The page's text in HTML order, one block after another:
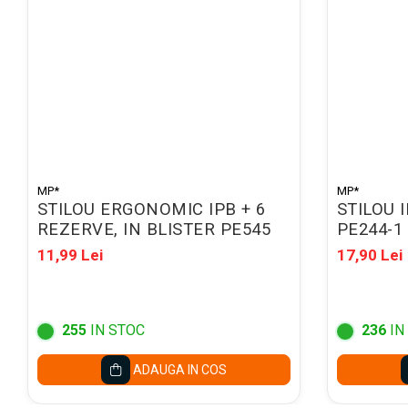
Sfoara si Elastice
Suporturi si mape carti vizita
ARTICOLE DE BIROU
Suporturi verticale pentru
documente
Tavite pentru documente
MP*
STILOU ERGONOMIC IPB + 6
REZERVE, IN BLISTER PE545
11,99 Lei
255IN STOC
ADAUGA IN COS
MP*
STILOU
PE244-1
17,90 Lei
236IN